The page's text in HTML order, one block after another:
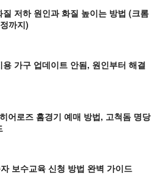
질 저하 원인과 화질 높이는 방법 (크롬
까지)
용 가구 업데이트 안됨, 원인부터 해결
어로즈 홈경기 예매 방법, 고척돔 명당
보수교육 신청 방법 완벽 가이드